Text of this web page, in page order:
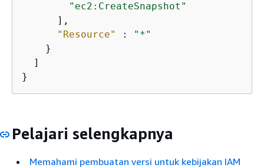
"ec2:CreateSnapshot"
      ],
"Resource"
:
"*"
    }
  ]
}
Pelajari selengkapnya
Memahami pembuatan versi untuk kebijakan IAM